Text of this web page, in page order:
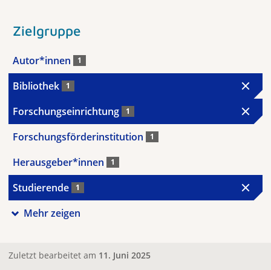
Zielgruppe
Autor*innen 1
Bibliothek 1
Forschungseinrichtung 1
Forschungsförderinstitution 1
Herausgeber*innen 1
Studierende 1
Mehr zeigen
Zuletzt bearbeitet am 11. Juni 2025